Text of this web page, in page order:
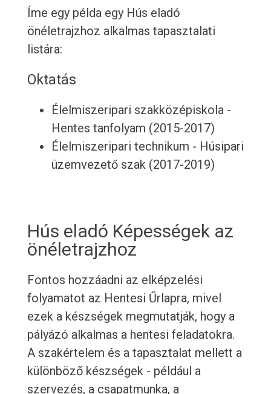
Íme egy példa egy Hús eladó
önéletrajzhoz alkalmas tapasztalati
listára:
Oktatás
Élelmiszeripari szakközépiskola -
Hentes tanfolyam (2015-2017)
Élelmiszeripari technikum - Húsipari
üzemvezető szak (2017-2019)
Hús eladó Képességek az
önéletrajzhoz
Fontos hozzáadni az elképzelési
folyamatot az Hentesi Űrlapra, mivel
ezek a készségek megmutatják, hogy a
pályázó alkalmas a hentesi feladatokra.
A szakértelem és a tapasztalat mellett a
különböző készségek - például a
szervezés, a csapatmunka, a